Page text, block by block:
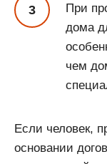
При
дома
чем
Если человек,
основании